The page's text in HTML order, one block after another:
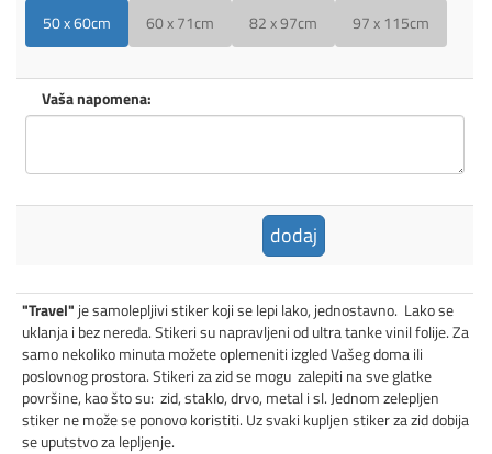
50 x 60cm
60 x 71cm 82 x 97cm 97 x 115cm
Vaša napomena:
dodaj
"Travel" je samolepljivi stiker koji se lepi lako, jednostavno. Lako se
uklanja i bez nereda. Stikeri su napravljeni od ultra tanke vinil folije. Za
samo nekoliko minuta možete oplemeniti izgled Vašeg doma ili
poslovnog prostora. Stikeri za zid se mogu zalepiti na sve glatke
površine, kao što su: zid, staklo, drvo, metal i sl. Jednom zelepljen
stiker ne može se ponovo koristiti. Uz svaki kupljen stiker za zid dobija
se uputstvo za lepljenje.